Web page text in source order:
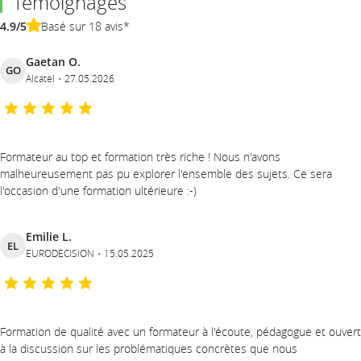
4.9/5 Basé sur 18 avis*
GO
Gaetan O.
Alcatel 27.05.2026
Formateur au top et formation très riche ! Nous n'avons
malheureusement pas pu explorer l'ensemble des sujets. Ce sera
l'occasion d'une formation ultérieure :-)
EL
Emilie L.
EURODECISION 15.05.2025
Formation de qualité avec un formateur à l'écoute, pédagogue et ouvert
à la discussion sur les problématiques concrètes que nous